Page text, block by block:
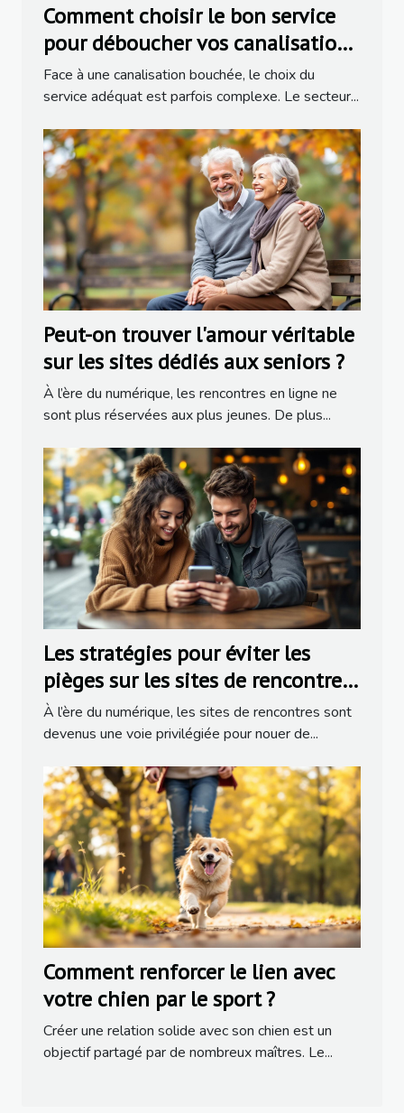
Comment choisir le bon service
pour déboucher vos canalisations
?
Face à une canalisation bouchée, le choix du
service adéquat est parfois complexe. Le secteur...
Peut-on trouver l'amour véritable
sur les sites dédiés aux seniors ?
À l’ère du numérique, les rencontres en ligne ne
sont plus réservées aux plus jeunes. De plus...
Les stratégies pour éviter les
pièges sur les sites de rencontres
populaires
À l’ère du numérique, les sites de rencontres sont
devenus une voie privilégiée pour nouer de...
Comment renforcer le lien avec
votre chien par le sport ?
Créer une relation solide avec son chien est un
objectif partagé par de nombreux maîtres. Le...